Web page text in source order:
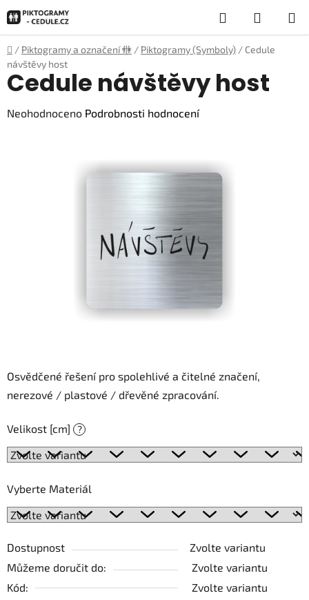
na
obsah
Hledat
KOŠÍK
Domů
/ Piktogramy a označení 🚻 / Piktogramy (Symboly) / Cedule
návštěvy host
Osvědčené řešení pro spolehlivé a čitelné značení,
nerezové / plastové / dřevěné zpracování.
Velikost [cm] ?
Vyberte Materiál
Dostupnost
Zvolte variantu
Můžeme doručit do:
Zvolte variantu
Kód:
Zvolte variantu
Cedule návštěvy host
Průměrné
Neohodnoceno Podrobnosti hodnocení